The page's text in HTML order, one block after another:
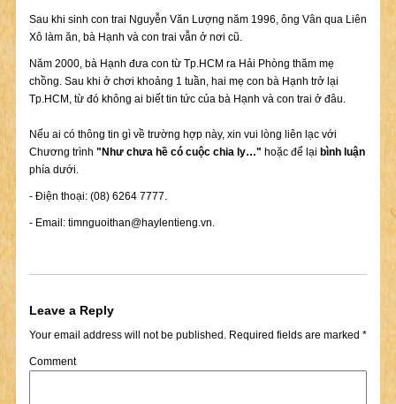
Sau khi sinh con trai Nguyễn Văn Lượng năm 1996, ông Vân qua Liên
Xô làm ăn, bà Hạnh và con trai vẫn ở nơi cũ.
Năm 2000, bà Hạnh đưa con từ Tp.HCM ra Hải Phòng thăm mẹ
chồng. Sau khi ở chơi khoảng 1 tuần, hai mẹ con bà Hạnh trở lại
Tp.HCM, từ đó không ai biết tin tức của bà Hạnh và con trai ở đâu.
Nếu ai có thông tin gì về trường hợp này, xin vui lòng liên lạc với
Chương trình "Như chưa hề có cuộc chia ly…" hoặc để lại bình luận
phía dưới.
- Điện thoại: (08) 6264 7777.
- Email: timnguoithan@haylentieng.vn.
Leave a Reply
Your email address will not be published.Required fields are marked *
Comment